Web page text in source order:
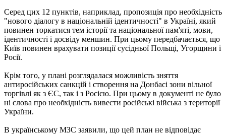
Серед цих 12 пунктів, наприклад, пропозиція про необхідність
"нового діалогу в національній ідентичності" в Україні, який
повинен торкатися тем історії та національної пам'яті, мови,
ідентичності і досвіду меншин. При цьому передбачається, що
Київ повинен врахувати позиції сусідньої Польщі, Угорщини і
Росії.
Крім того, у плані розглядалася можливість зняття
антиросійських санкцій і створення на Донбасі зони вільної
торгівлі як з ЄС, так і з Росією. При цьому в документі не було
ні слова про необхідність вивести російські війська з території
України.
В українському МЗС заявили, що цей план не відповідає